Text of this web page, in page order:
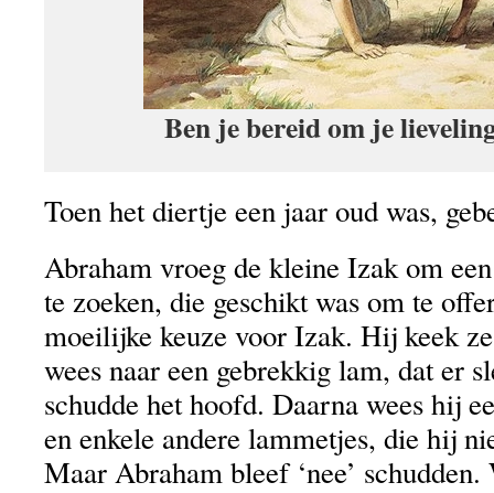
Ben je bereid om je
Toen het diertje een jaar oud was,
Abraham vroeg de kleine Izak om
te zoeken, die geschikt was om te
moeilijke keuze voor Izak. Hij keek
wees naar een gebrekkig lam, dat er
schudde het hoofd. Daarna wees hij
en enkele andere lammetjes, die hij
Maar Abraham bleef ‘nee’ schudden.